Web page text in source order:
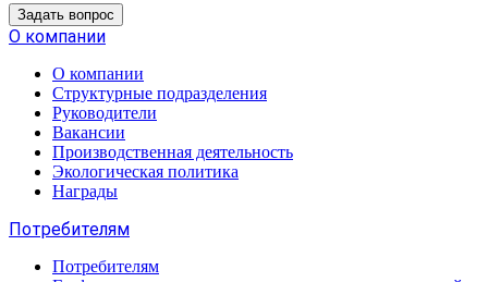
Задать вопрос
О компании
О компании
Структурные подразделения
Руководители
Вакансии
Производственная деятельность
Экологическая политика
Награды
Потребителям
Потребителям